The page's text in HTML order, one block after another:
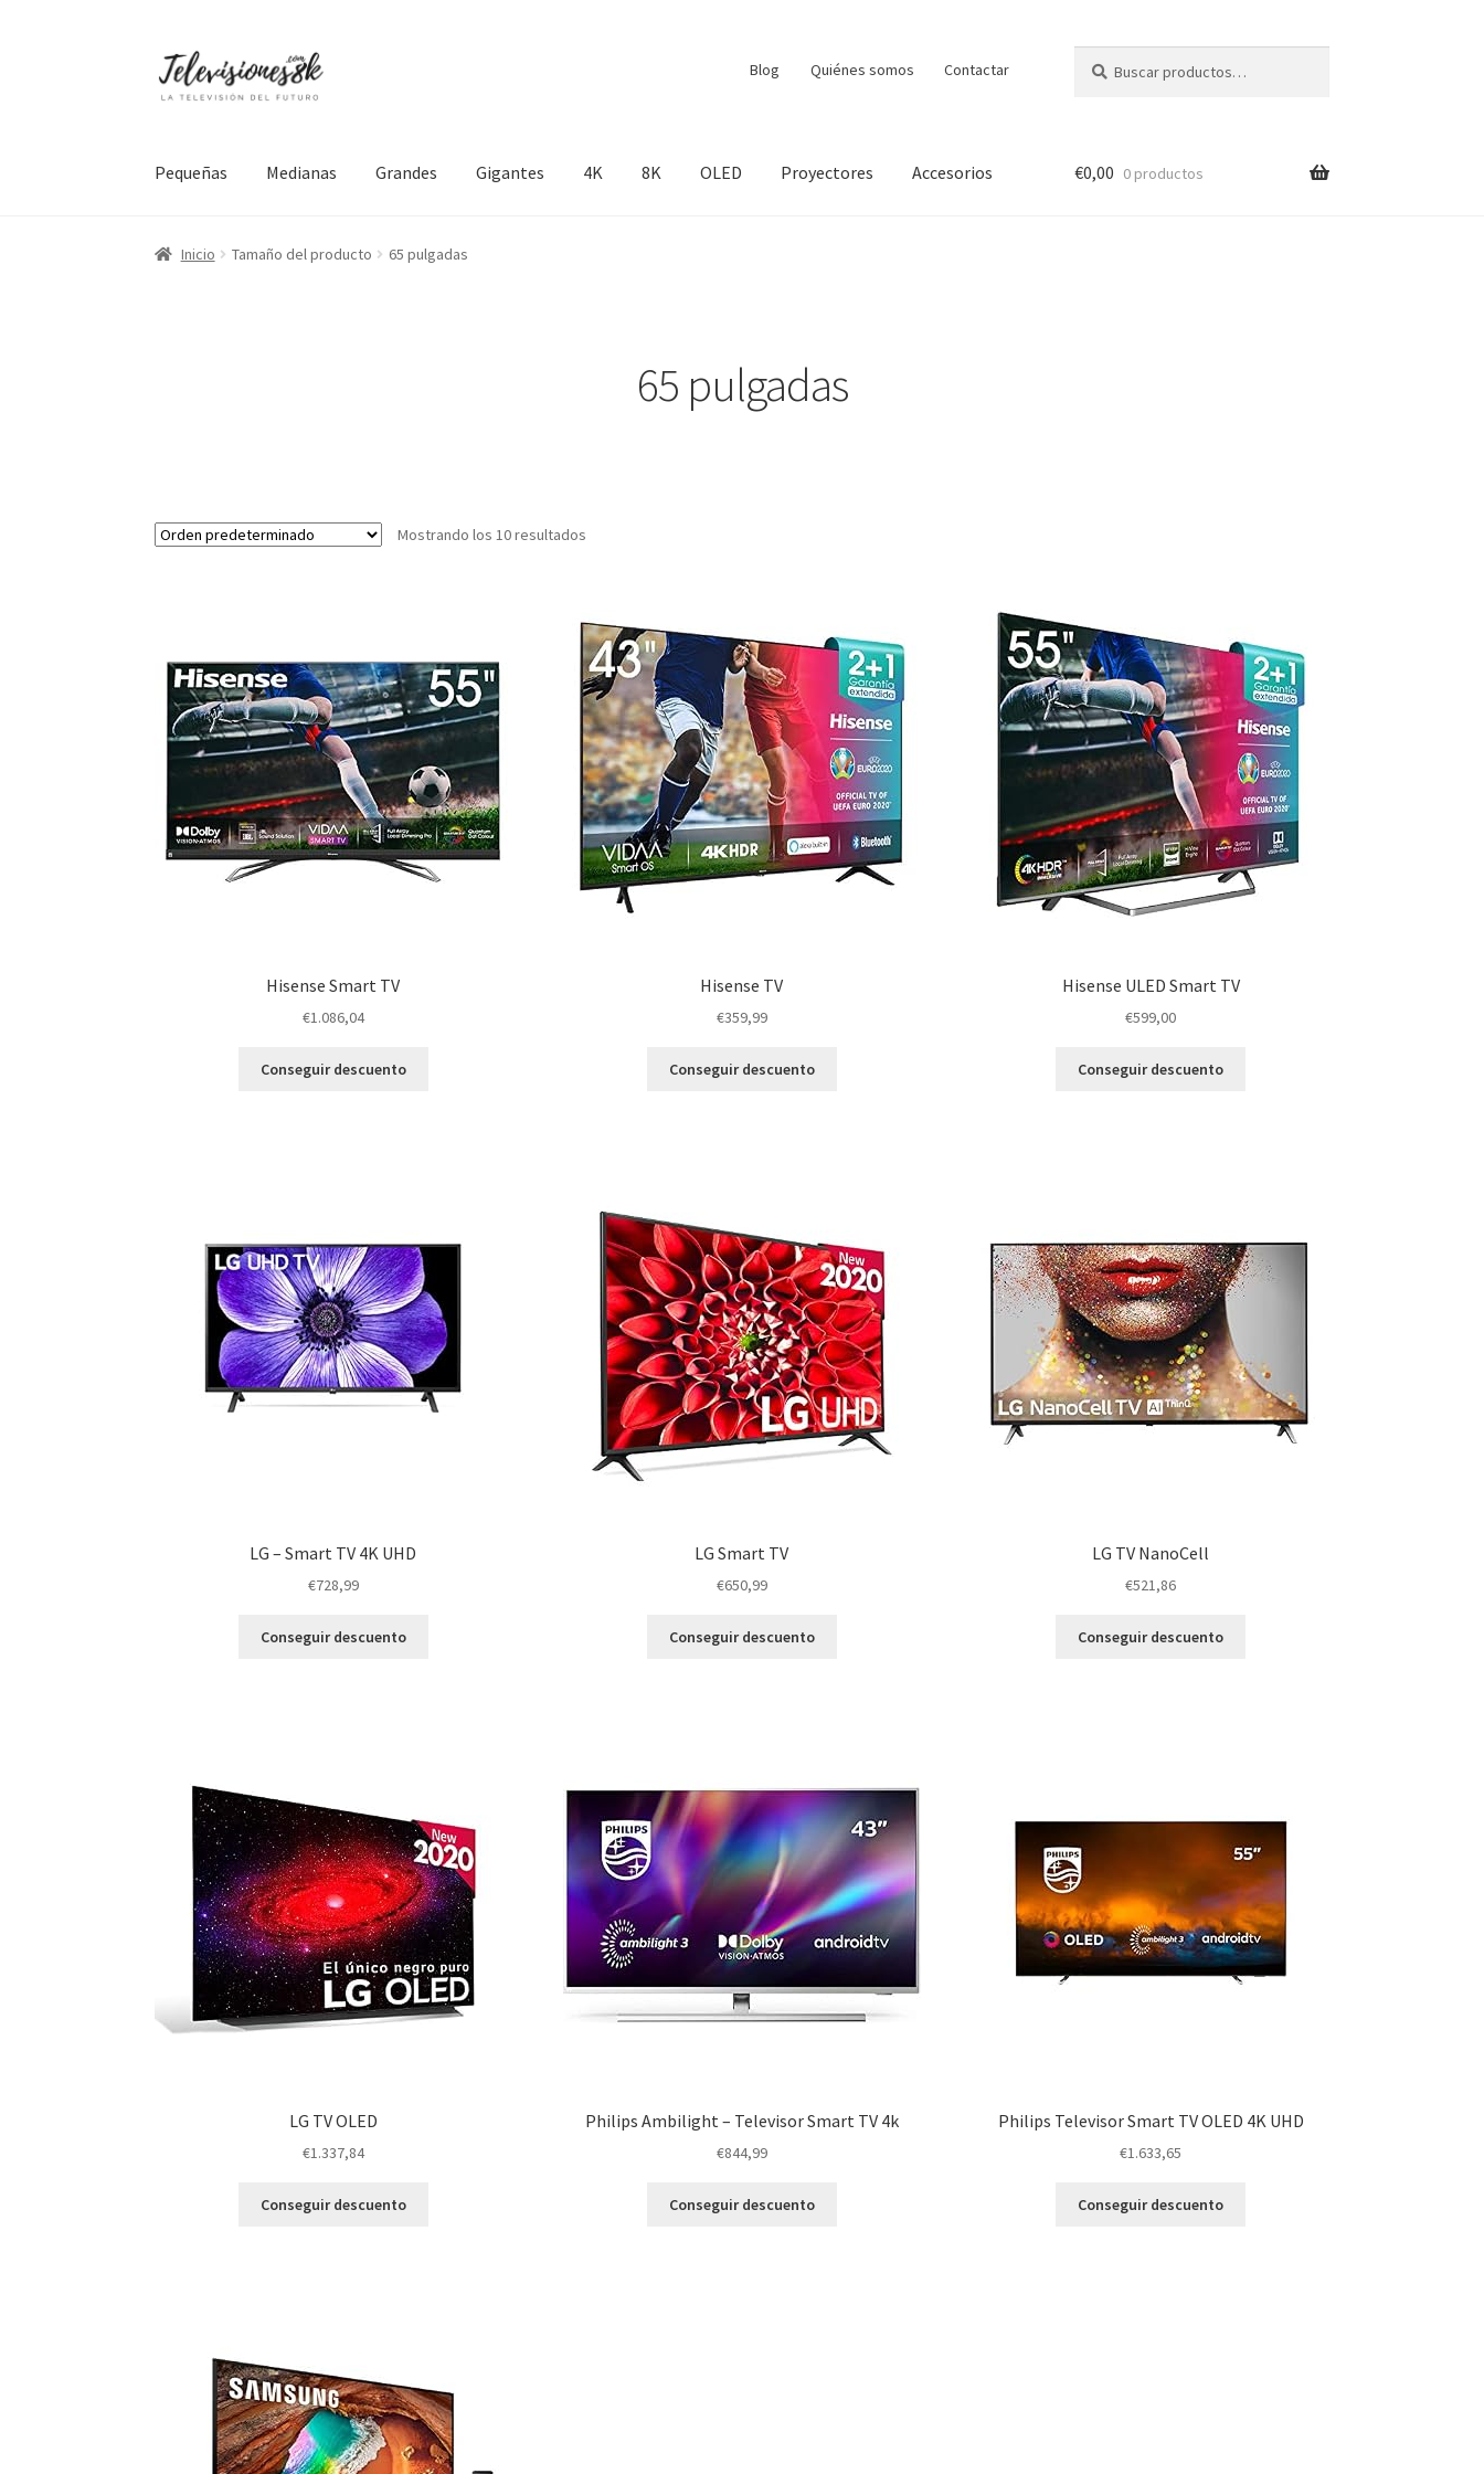
Ir
a
Ir
al
Blog Quiénes somos Contactar
por:
Pequeñas Medianas Grandes Gigantes 4K 8K OLED Proyectores Accesorios €0,00 0 productos
Inicio Tamaño del producto 65 pulgadas
65 pulgadas
Mostrando los 10 resultados
Hisense Smart TV
€1.086,04
Conseguir descuento
Hisense TV
€359,99
Conseguir descuento
Hisense ULED Smart TV
€599,00
Conseguir descuento
LG – Smart TV 4K UHD
€728,99
Conseguir descuento
LG Smart TV
€650,99
Conseguir descuento
LG TV NanoCell
€521,86
Conseguir descuento
LG TV OLED
€1.337,84
Conseguir descuento
Philips Ambilight – Televisor Smart TV 4k
€844,99
Conseguir descuento
Philips Televisor Smart TV OLED 4K UHD
€1.633,65
Conseguir descuento